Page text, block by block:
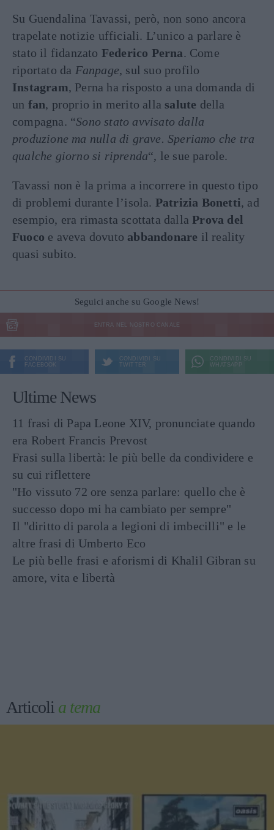
Su Guendalina Tavassi, però, non sono ancora
trapelate notizie ufficiali. L’unico a parlare è
stato il fidanzato Federico Perna. Come
riportato da Fanpage, sul suo profilo
Instagram, Perna ha risposto a una domanda di
un fan, proprio in merito alla salute della
compagna. “Sono stato avvisato dalla
produzione ma nulla di grave. Speriamo che tra
qualche giorno si riprenda“, le sue parole.
Tavassi non è la prima a incorrere in questo tipo
di problemi durante l’isola. Patrizia Bonetti, ad
esempio, era rimasta scottata dalla Prova del
Fuoco e aveva dovuto abbandonare il reality
quasi subito.
Seguici anche su Google News!
ENTRA NEL NOSTRO CANALE
CONDIVIDI SU
FACEBOOK
CONDIVIDI SU
TWITTER
CONDIVIDI SU
WHATSAPP
Ultime News
11 frasi di Papa Leone XIV, pronunciate quando
era Robert Francis Prevost
Frasi sulla libertà: le più belle da condividere e
su cui riflettere
"Ho vissuto 72 ore senza parlare: quello che è
successo dopo mi ha cambiato per sempre"
Il "diritto di parola a legioni di imbecilli" e le
altre frasi di Umberto Eco
Le più belle frasi e aforismi di Khalil Gibran su
amore, vita e libertà
Articoli a tema